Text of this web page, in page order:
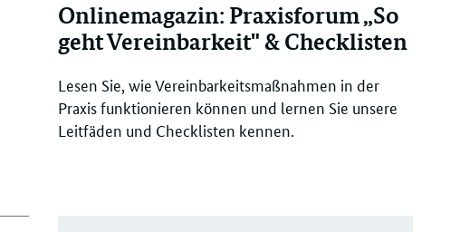
Onlinemagazin: Praxisforum „So
geht Vereinbarkeit" & Checklisten
Lesen Sie, wie Vereinbarkeitsmaßnahmen in der
Praxis funktionieren können und lernen Sie unsere
Leitfäden und Checklisten kennen.